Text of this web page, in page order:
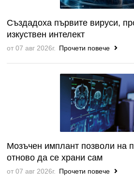
Създадоха първите вируси,
изкуствен интелект
от 07 авг 2026г. Прочети повече
Мозъчен имплант позволи на
отново да се храни сам
от 07 авг 2026г. Прочети повече